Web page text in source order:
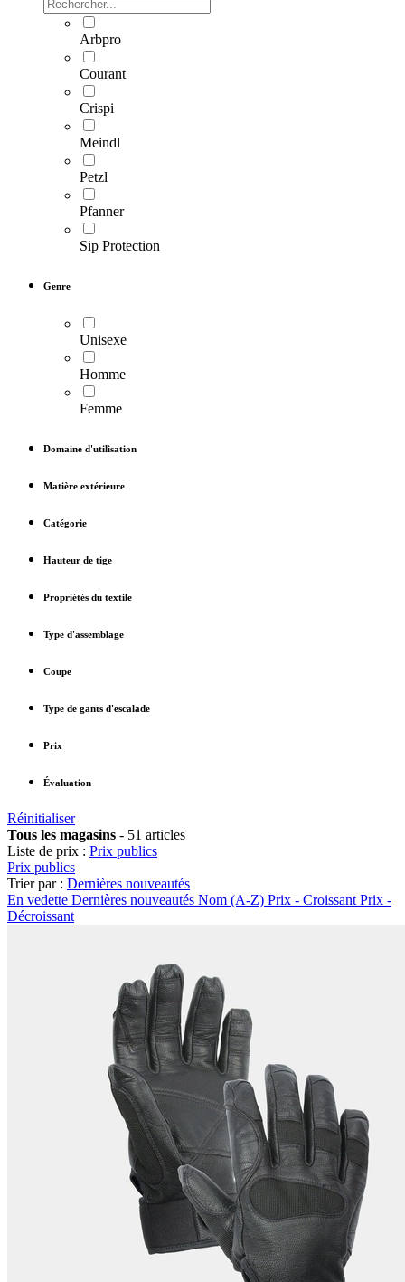
Arbpro
Courant
Crispi
Meindl
Petzl
Pfanner
Sip Protection
Genre
Unisexe
Homme
Femme
Domaine d'utilisation
Matière extérieure
Catégorie
Hauteur de tige
Propriétés du textile
Type d'assemblage
Coupe
Type de gants d'escalade
Prix
Évaluation
Réinitialiser
Tous les magasins - 51 articles
Liste de prix : Prix publics
Prix publics
Trier par : Dernières nouveautés
En vedette Dernières nouveautés Nom (A-Z) Prix - Croissant Prix -
Décroissant